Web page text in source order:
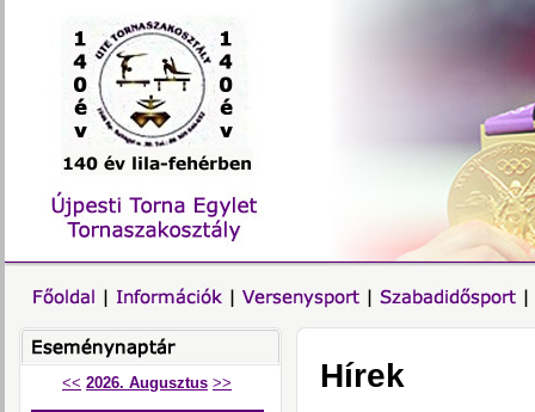
<< 2026. Augusztus >> Hírek